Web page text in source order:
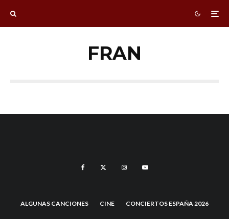
FRAN
ALGUNAS CANCIONES CINE CONCIERTOS ESPAÑA 2026